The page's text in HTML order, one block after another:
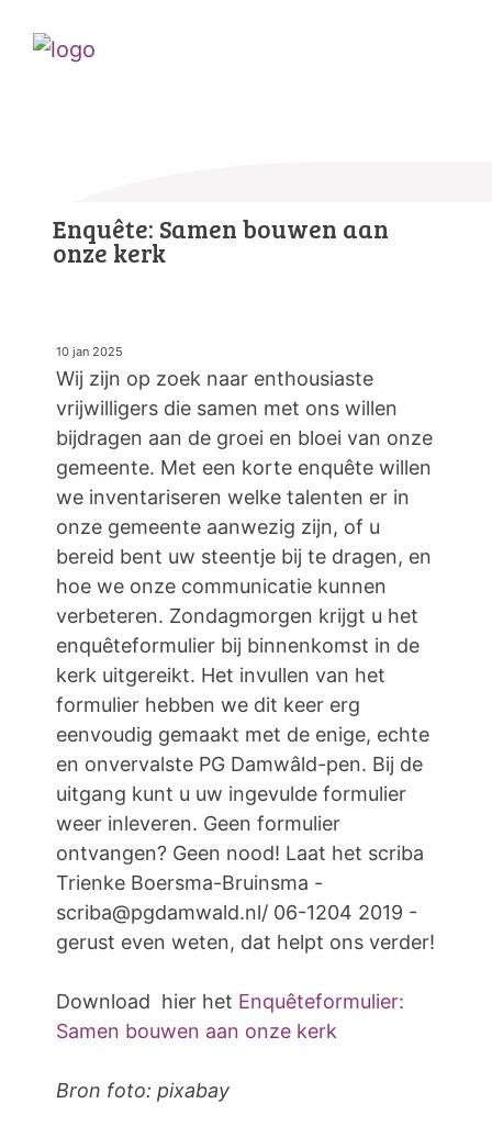
Enquête: Samen bouwen aan
onze kerk
10 jan 2025
Wij zijn op zoek naar enthousiaste
vrijwilligers die samen met ons willen
bijdragen aan de groei en bloei van onze
gemeente. Met een korte enquête willen
we inventariseren welke talenten er in
onze gemeente aanwezig zijn, of u
bereid bent uw steentje bij te dragen, en
hoe we onze communicatie kunnen
verbeteren. Zondagmorgen krijgt u het
enquêteformulier bij binnenkomst in de
kerk uitgereikt. Het invullen van het
formulier hebben we dit keer erg
eenvoudig gemaakt met de enige, echte
en onvervalste PG Damwâld-pen. Bij de
uitgang kunt u uw ingevulde formulier
weer inleveren. Geen formulier
ontvangen? Geen nood! Laat het scriba
Trienke Boersma-Bruinsma -
scriba@pgdamwald.nl/ 06-1204 2019 -
gerust even weten, dat helpt ons verder!
Download hier het Enquêteformulier:
Samen bouwen aan onze kerk
Bron foto: pixabay